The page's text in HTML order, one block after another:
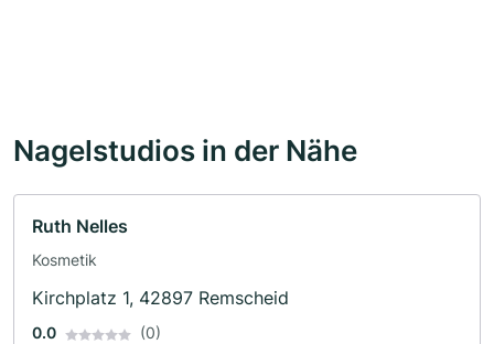
Nagelstudios in der Nähe
Ruth Nelles
Kosmetik
Kirchplatz 1, 42897 Remscheid
0.0 (0)